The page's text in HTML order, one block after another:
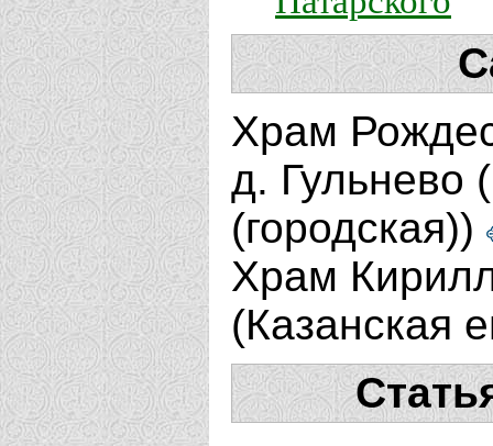
Храм
д. Гульнево
(городская))
Храм
(Казанская